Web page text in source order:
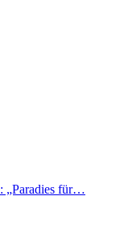
„Paradies für…